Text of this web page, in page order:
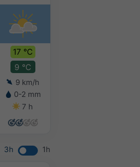
17 °C
9 °C
9 km/h
0-2 mm
7 h
3h 1h